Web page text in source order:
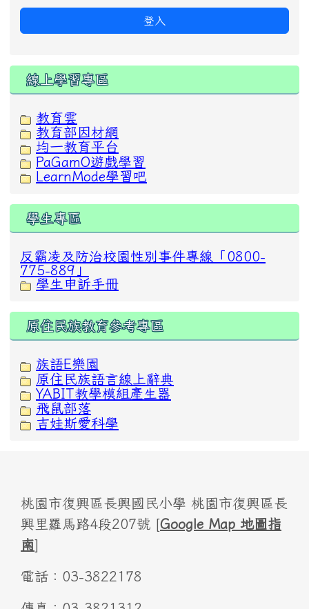
登入
線上學習專區
教育雲
教育部因材網
均一教育平台
PaGamO遊戲學習
LearnMode學習吧
學生專區
反霸凌及防治校園性別事件專線「0800-
775-889」
學生申訴手冊
原住民族教育參考專區
族語E樂園
原住民族語言線上辭典
YABIT教學模組產生器
飛鼠部落
吉娃斯愛科學
桃園市復興區長興國民小學 桃園市復興區長
興里羅馬路4段207號 [Google Map 地圖指
南]
電話：03-3822178